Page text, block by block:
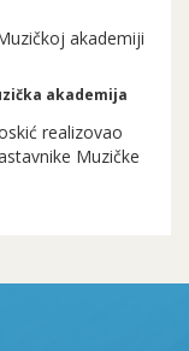
akademiji
akademija
realizovao
Muzičke